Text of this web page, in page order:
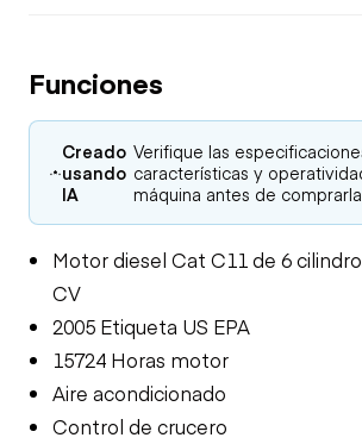
Funciones
Creado
usando
IA
Verifique las
características y
máquina antes de
Motor diesel Cat C11 de 6
CV
2005 Etiqueta US EPA
15724 Horas motor
Aire acondicionado
Control de crucero